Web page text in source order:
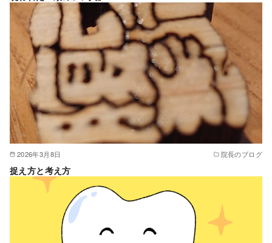
2026年3月8日 院長のブログ
捉え方と考え方